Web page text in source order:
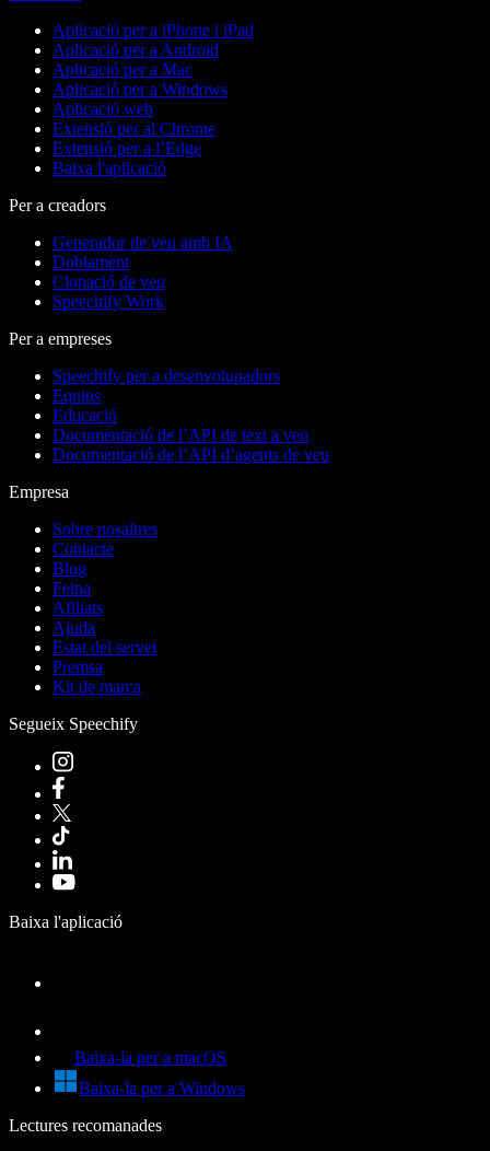
Aplicació per a iPhone i iPad
Aplicació per a Android
Aplicació per a Mac
Aplicació per a Windows
Aplicació web
Extensió per al Chrome
Extensió per a l’Edge
Baixa l'aplicació
Per a creadors
Generador de veu amb IA
Doblament
Clonació de veu
Speechify Work
Per a empreses
Speechify per a desenvolupadors
Equips
Educació
Documentació de l’API de text a veu
Documentació de l’API d’agents de veu
Empresa
Sobre nosaltres
Contacte
Blog
Feina
Afiliats
Ajuda
Estat del servei
Premsa
Kit de marca
Segueix Speechify
Baixa l'aplicació
Baixa-la per a macOS
Baixa-la per a Windows
Lectures recomanades